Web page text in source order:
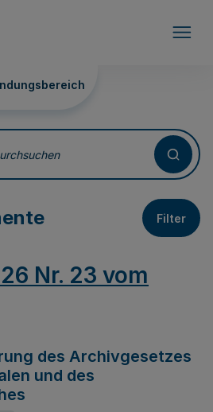
Filter
Nr. 23 vom
des Archivgesetzes
und des